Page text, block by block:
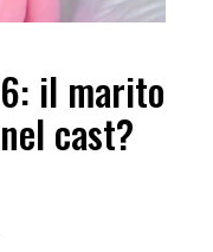
il marito
cast?